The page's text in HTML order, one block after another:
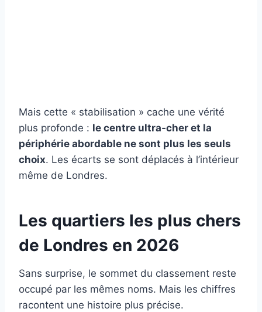
Mais cette « stabilisation » cache une vérité
plus profonde : le centre ultra‑cher et la
périphérie abordable ne sont plus les seuls
choix. Les écarts se sont déplacés à l’intérieur
même de Londres.
Les quartiers les plus chers
de Londres en 2026
Sans surprise, le sommet du classement reste
occupé par les mêmes noms. Mais les chiffres
racontent une histoire plus précise.